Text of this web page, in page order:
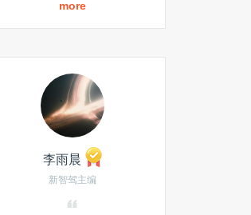
more
李雨晨
新智驾主编